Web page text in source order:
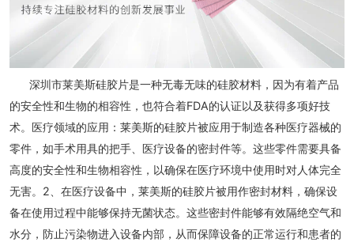
深圳市莱美斯硅胶片是一种无毒无味的硅胶材料，因为有着产品
的安全性和生物的相容性，也符合着FDA的认证以及获得多项好技
术。医疗领域的应用：莱美斯的硅胶片被应用于制造各种医疗器械的
零件，如手术用具的把手、医疗设备的密封件等。这些零件需要具备
高度的安全性和生物相容性，以确保在医疗环境中使用时对人体完全
无害。2、在医疗设备中，莱美斯的硅胶片被用作密封材料，确保设
备在使用过程中能够保持无菌状态。这些密封件能够有效隔绝空气和
水分，防止污染物进入设备内部，从而保障设备的正常运行和患者的